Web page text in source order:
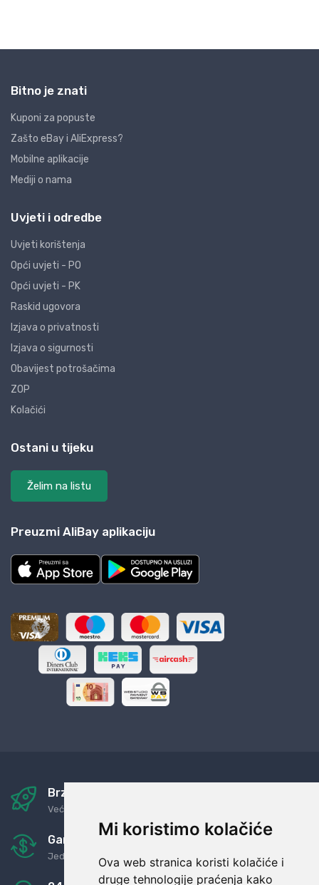
Mi koristimo kolačiće
Ova web stranica koristi kolačiće i
druge tehnologije praćenja kako
Bitno je znati
Kuponi za popuste
Zašto eBay i AliExpress?
Mobilne aplikacije
Mediji o nama
Uvjeti i odredbe
Uvjeti korištenja
Opći uvjeti - PO
Opći uvjeti - PK
Raskid ugovora
Izjava o privatnosti
Izjava o sigurnosti
Obavijest potrošačima
ZOP
Kolačići
Ostani u tijeku
Želim na listu
Preuzmi AliBay aplikaciju
Brza i sigurna dostava
Već za nekoliko dana kod vas
Garancija u povrat novaca
Jednostavno pravilo: Roba za novac